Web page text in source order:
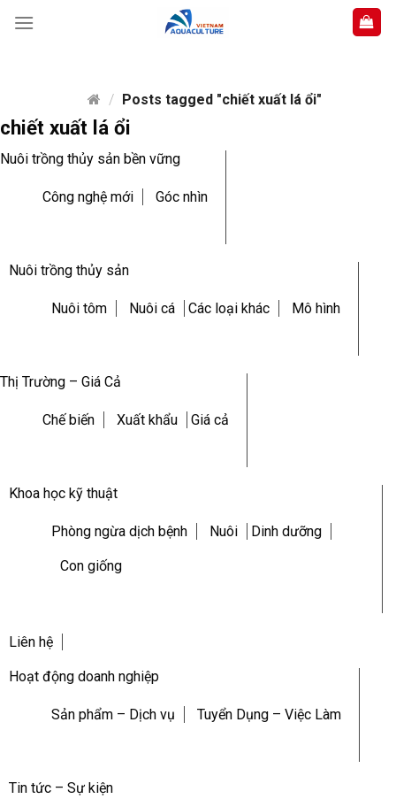
/ Posts tagged "chiết xuất lá ổi"
chiết xuất lá ổi
Nuôi trồng thủy sản bền vững
Công nghệ mới Góc nhìn
Nuôi trồng thủy sản
Nuôi tôm Nuôi cá Các loại khác Mô hình
Thị Trường – Giá Cả
Chế biến Xuất khẩu Giá cả
Khoa học kỹ thuật
Phòng ngừa dịch bệnh Nuôi Dinh dưỡng
Con giống
Liên hệ
Hoạt động doanh nghiệp
Sản phẩm – Dịch vụ Tuyển Dụng – Việc Làm
Tin tức – Sự kiện